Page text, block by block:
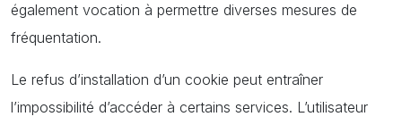
également vocation à permettre diverses mesures de
fréquentation.
Le refus d’installation d’un cookie peut entraîner
l’impossibilité d’accéder à certains services. L’utilisateur